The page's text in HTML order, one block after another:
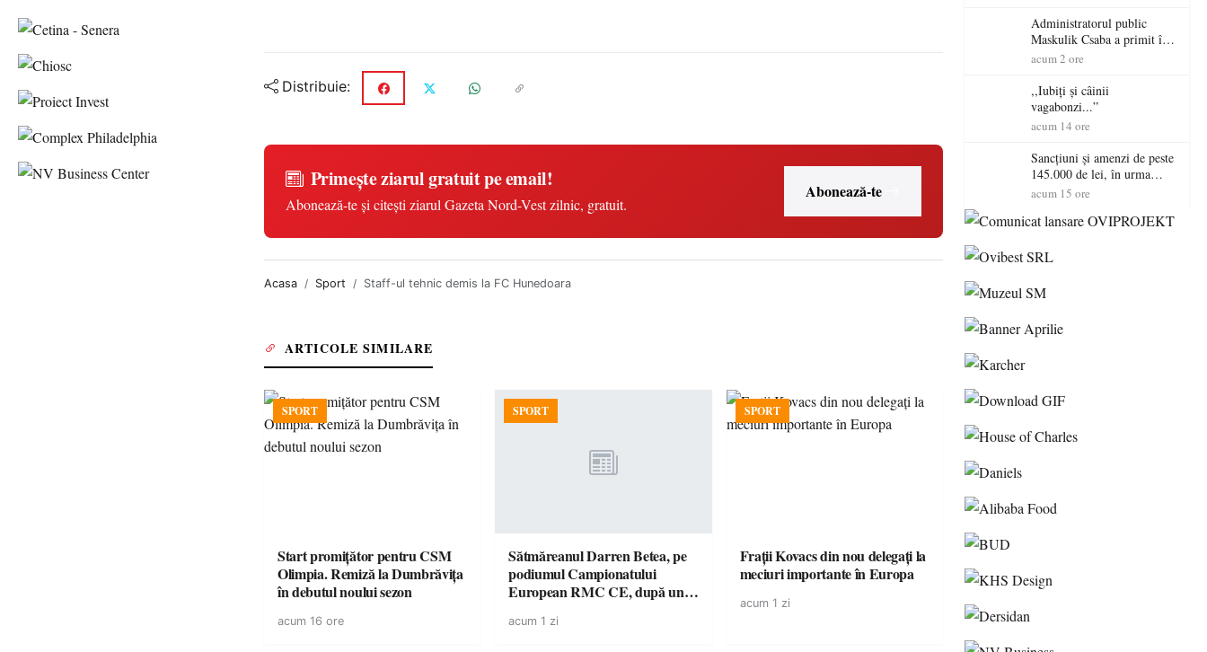
Distribuie:
Primește ziarul gratuit pe email!
Abonează-te și citești ziarul Gazeta Nord-Vest zilnic, gratuit.
Abonează-te
Acasa Sport Staff-ul tehnic demis la FC Hunedoara
ARTICOLE SIMILARE
SPORT
Start promițător pentru CSM
Olimpia. Remiză la Dumbrăvița
în debutul noului sezon
acum 16 ore
SPORT
Sătmăreanul Darren Betea, pe
podiumul Campionatului
European RMC CE, după un
Räikkönen
acum 1 zi
SPORT
Frații Kovacs din nou delegați la
meciuri importante în Europa
acum 1 zi
Administratorul public
Maskulik Csaba a primit în
audiență cetățenii din Satu
acum 2 ore
,,Iubiți și câinii
vagabonzi...”
acum 14 ore
Sancțiuni și amenzi de peste
145.000 de lei, în urma
acțiunilor polițiștilor
acum 15 ore